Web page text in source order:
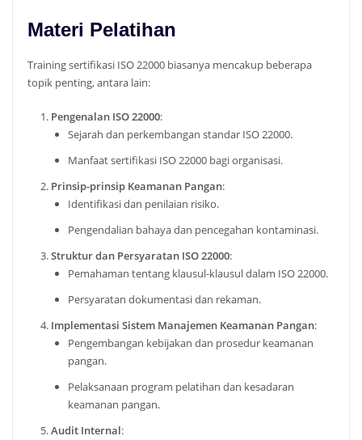
Materi Pelatihan
Training sertifikasi ISO 22000 biasanya mencakup beberapa
topik penting, antara lain:
Pengenalan ISO 22000:
Sejarah dan perkembangan standar ISO 22000.
Manfaat sertifikasi ISO 22000 bagi organisasi.
Prinsip-prinsip Keamanan Pangan:
Identifikasi dan penilaian risiko.
Pengendalian bahaya dan pencegahan kontaminasi.
Struktur dan Persyaratan ISO 22000:
Pemahaman tentang klausul-klausul dalam ISO 22000.
Persyaratan dokumentasi dan rekaman.
Implementasi Sistem Manajemen Keamanan Pangan:
Pengembangan kebijakan dan prosedur keamanan
pangan.
Pelaksanaan program pelatihan dan kesadaran
keamanan pangan.
Audit Internal: